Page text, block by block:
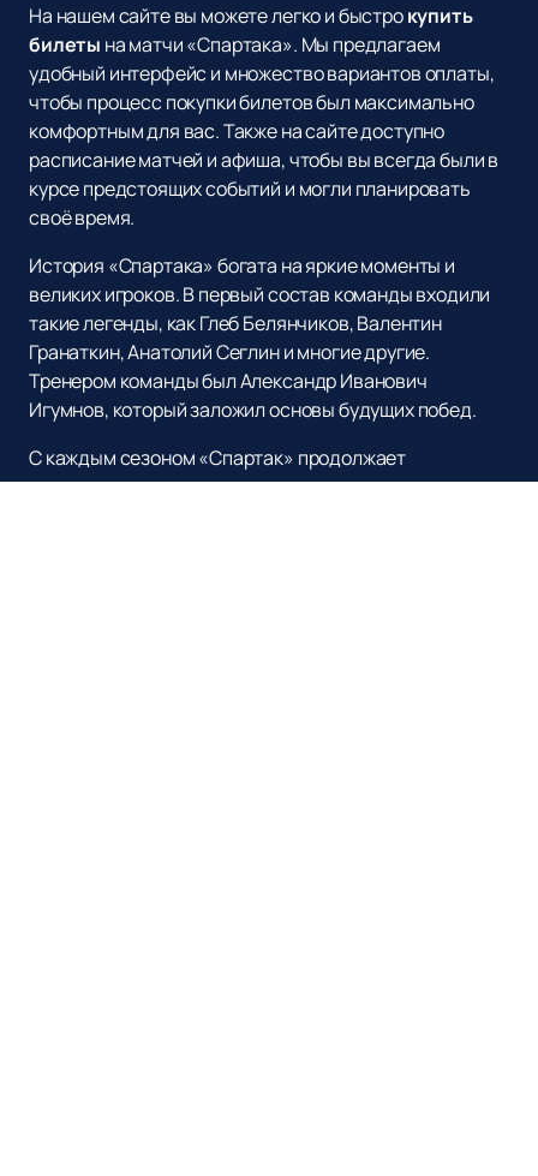
На нашем сайте вы можете легко и быстрокупить
билеты на матчи «Спартака». Мы предлагаем
удобный интерфейс и множество вариантов оплаты,
чтобы процесс покупки билетов был максимально
комфортным для вас. Также на сайте доступно
расписание матчей и афиша, чтобы вы всегда были в
курсе предстоящих событий и могли планировать
своё время.
История «Спартака» богата на яркие моменты и
великих игроков. В первый состав команды входили
такие легенды, как Глеб Белянчиков, Валентин
Гранаткин, Анатолий Сеглин и многие другие.
Тренером команды был Александр Иванович
Игумнов, который заложил основы будущих побед.
С каждым сезоном «Спартак» продолжает
развиваться, привлекая новых талантливых игроков